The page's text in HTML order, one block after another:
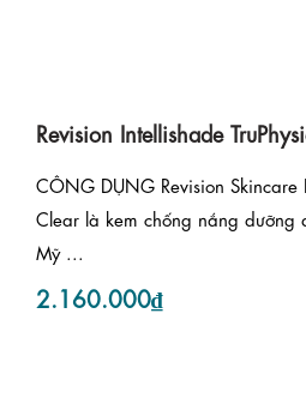
Revision Intellishade
CÔNG DỤNG Revision Skincare
Clear là kem chống nắng
Mỹ ...
2.160.000₫